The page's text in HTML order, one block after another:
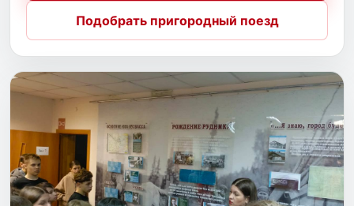
Подобрать пригородный поезд